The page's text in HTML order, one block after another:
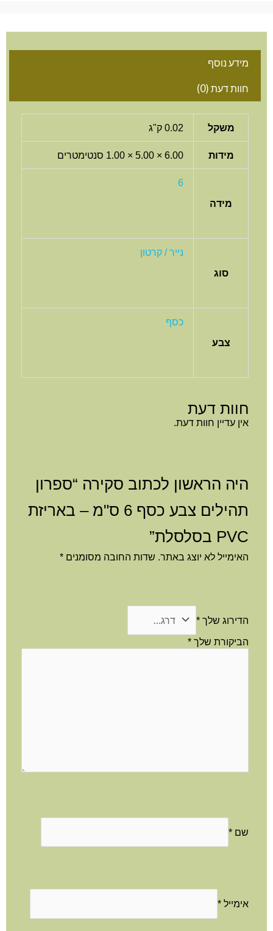
מידע נוסף
חוות דעת (0)
משקל 0.02 ק"ג
מידות 6.00 × 5.00 × 1.00 סנטימטרים
מידה
6
סוג
נייר / קרטון
צבע
כסף
חוות דעת
אין עדיין חוות דעת.
היה הראשון לכתוב סקירה “ספרון
תהילים צבע כסף 6 ס"מ – באריזת
PVC בסלסלת”
האימייל לא יוצג באתר. שדות החובה מסומנים *
הדירוג שלך *
הביקורת שלך *
שם *
אימייל *